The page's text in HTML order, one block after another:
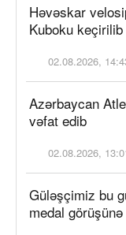
Həvəskar
Kuboku keçirilib
02.08.2026,
Azərbaycan
vəfat edib
02.08.2026,
Güləşçimiz bu
medal görüşünə